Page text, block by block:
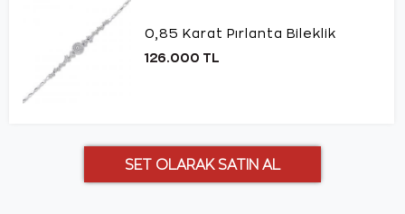
0,85 Karat Pırlanta Bileklik
126.000 TL